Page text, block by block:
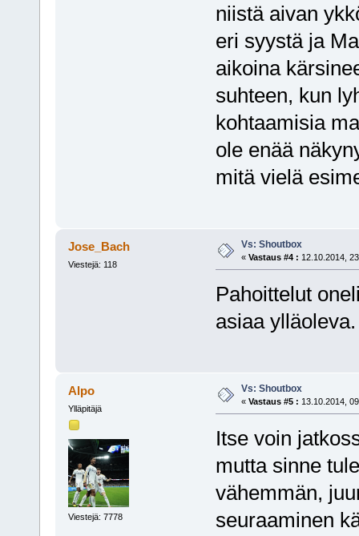
niistä aivan
eri syystä ja
aikoina
suhteen, kun
kohtaamisia
ole enää
mitä vielä
Jose_Bach
Viestejä: 118
Vs: Shoutbox
« Vastaus #4 : 12.10.2014,
Pahoittelut
asiaa ylläoleva.
Alpo
Ylläpitäjä
Viestejä: 7778
Vs: Shoutbox
« Vastaus #5 : 13.10.2014,
Itse voin
mutta sinne
vähemmän,
seuraaminen